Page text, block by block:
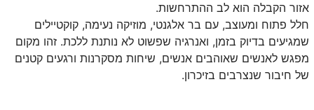
אזור הקבלה הוא לב ההתרחשות.
חלל פתוח ומעוצב, עם בר אלגנטי, מוזיקה נעימה, קוקטיילים
שמגיעים בדיוק בזמן, ואנרגיה שפשוט לא נותנת ללכת. זהו מקום
מפגש לאנשים שאוהבים אנשים, שיחות מסקרנות ורגעים קטנים
של חיבור שנצרבים בזיכרון.